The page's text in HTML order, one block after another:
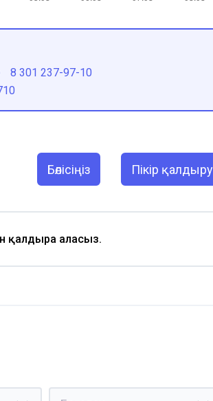
8 301 237-97-10
Бөлісіңіз Пікір қалдыру
қалдыра аласыз.